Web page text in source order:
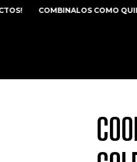
COMBINALOS COMO QUIERAS!